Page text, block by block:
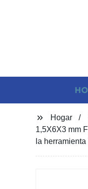
Hogar
1,5X6X3 mm
la